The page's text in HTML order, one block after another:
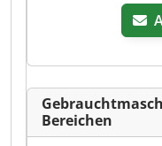
Bereichen